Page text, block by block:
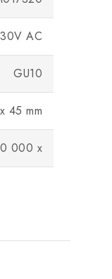
AC
GU10
45 mm
000 x